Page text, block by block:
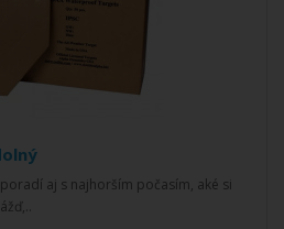
aj s najhorším počasím, aké si